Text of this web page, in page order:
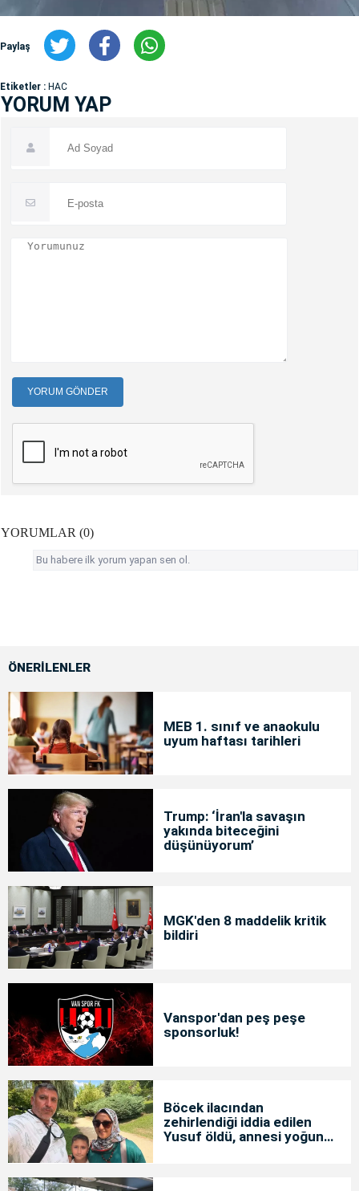
Paylaş
Etiketler : HAC
YORUM YAP
YORUM GÖNDER
YORUMLAR (0)
Bu habere ilk yorum yapan sen ol.
ÖNERİLENLER
MEB 1. sınıf ve anaokulu
uyum haftası tarihleri
Trump: ‘İran'la savaşın
yakında biteceğini
düşünüyorum’
MGK'den 8 maddelik kritik
bildiri
Vanspor'dan peş peşe
sponsorluk!
Böcek ilacından
zehirlendiği iddia edilen
Yusuf öldü, annesi yoğun